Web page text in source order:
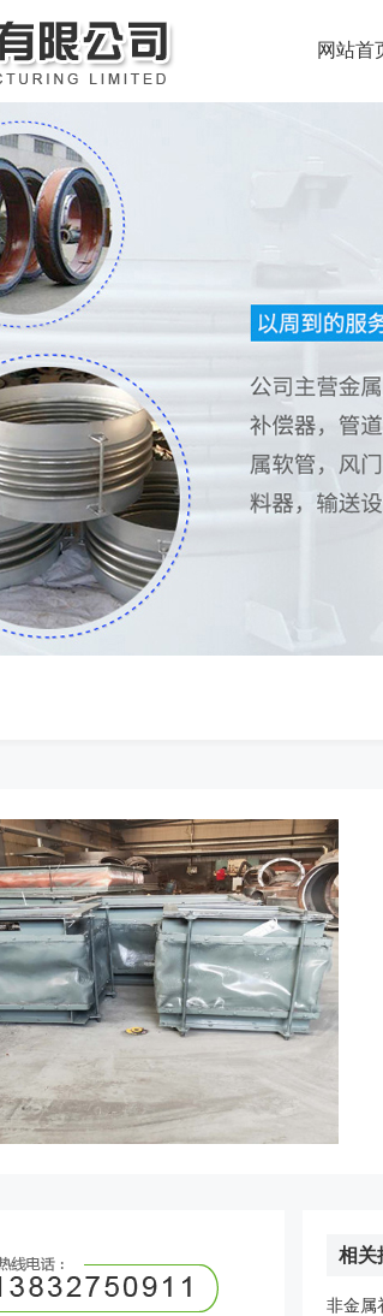
网站首
相关
非金属